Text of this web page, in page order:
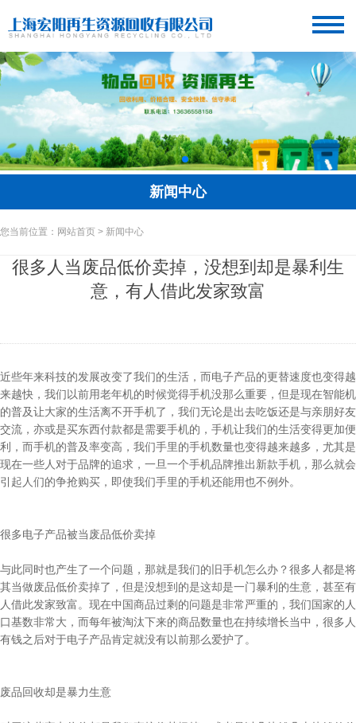
新闻中心
您当前位置：网站首页 > 新闻中心
很多人当废品低价卖掉，没想到却是暴利生
意，有人借此发家致富
近些年来科技的发展改变了我们的生活，而电子产品的更替速度也变得越
来越快，我们以前用老年机的时候觉得手机没那么重要，但是现在智能机
的普及让大家的生活离不开手机了，我们无论是出去吃饭还是与亲朋好友
交流，亦或是买东西付款都是需要手机的，手机让我们的生活变得更加便
利，而手机的普及率变高，我们手里的手机数量也变得越来越多，尤其是
现在一些人对于品牌的追求，一旦一个手机品牌推出新款手机，那么就会
引起人们的争抢购买，即使我们手里的手机还能用也不例外。
很多电子产品被当废品低价卖掉
与此同时也产生了一个问题，那就是我们的旧手机怎么办？很多人都是将
其当做废品低价卖掉了，但是没想到的是这却是一门暴利的生意，甚至有
人借此发家致富。现在中国商品过剩的问题是非常严重的，我们国家的人
口基数非常大，而每年被淘汰下来的商品数量也在持续增长当中，很多人
有钱之后对于电子产品肯定就没有以前那么爱护了。
废品回收却是暴力生意